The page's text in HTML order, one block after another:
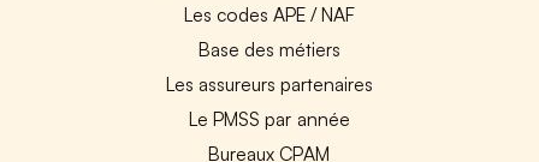
Les codes APE / NAF
Base des métiers
Les assureurs partenaires
Le PMSS par année
Bureaux CPAM